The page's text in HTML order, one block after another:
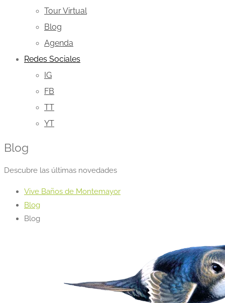
Tour Virtual
Blog
Agenda
Redes Sociales
IG
FB
TT
YT
Blog
Descubre las últimas novedades
Vive Baños de Montemayor
Blog
Blog